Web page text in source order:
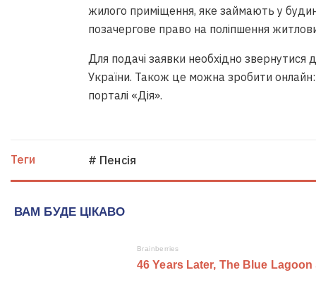
жилого приміщення, яке займають у
позачергове право на поліпшення
Для подачі заявки необхідно звернутися
України. Також це можна зробити
порталі «Дія».
Теги # Пенсія